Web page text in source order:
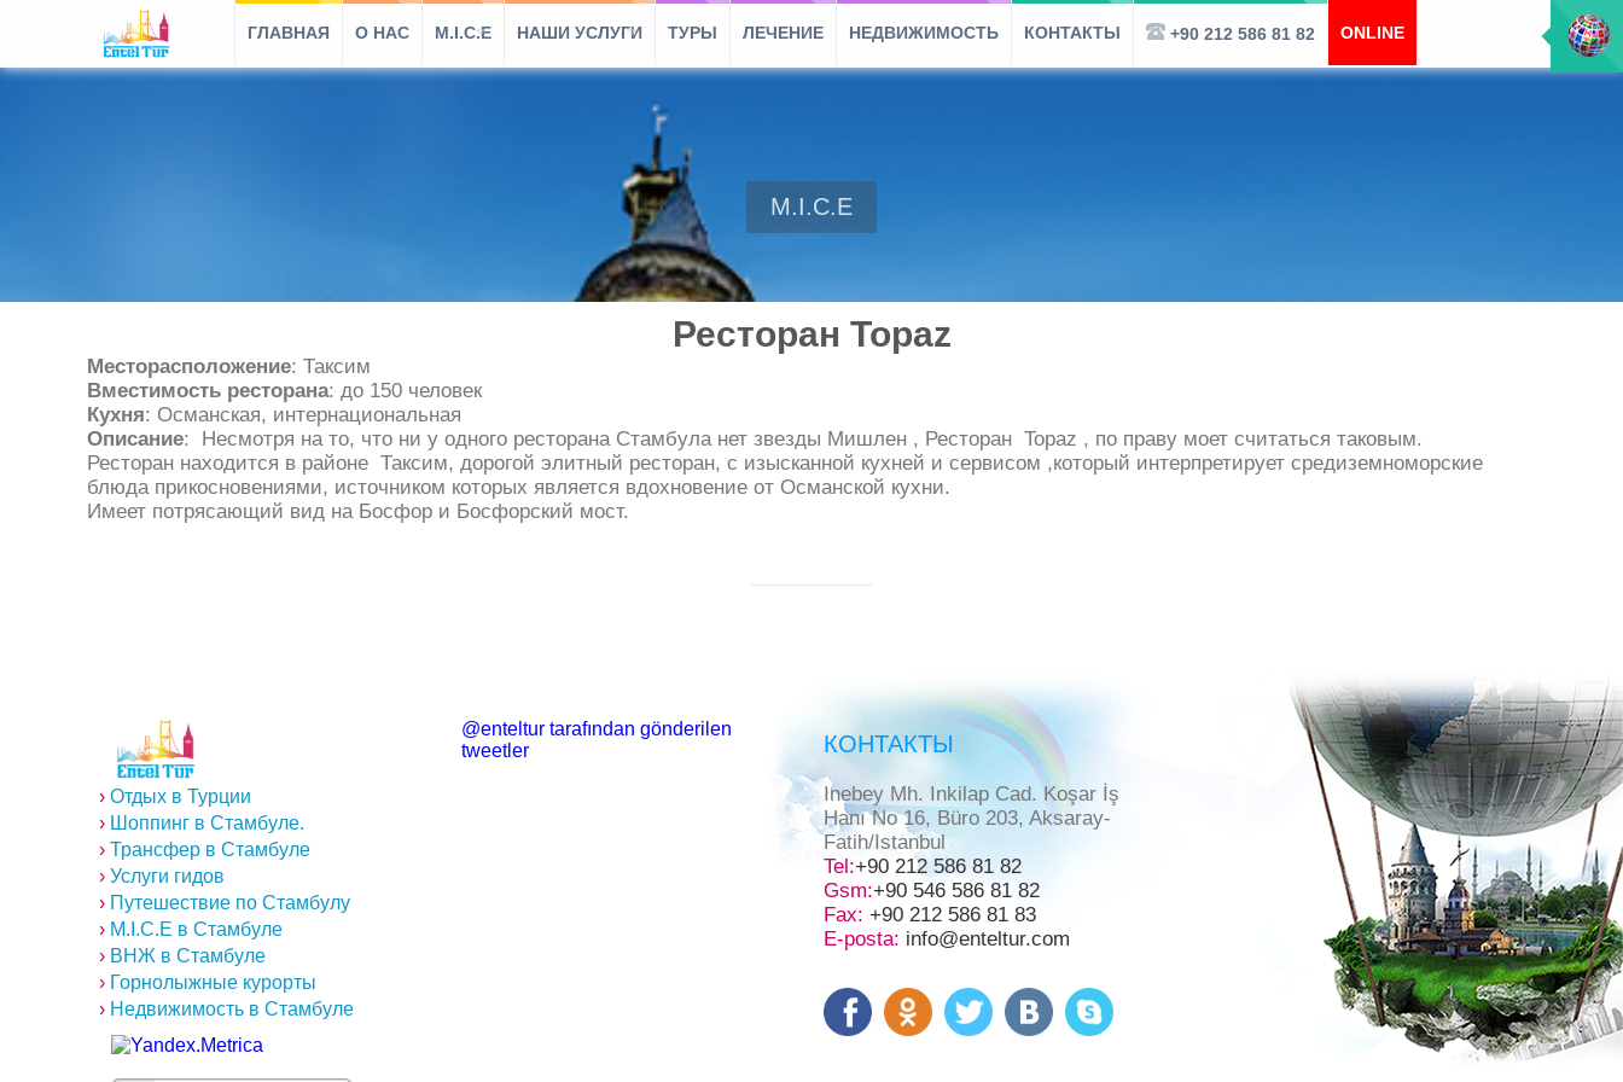
ГЛАВНАЯ O HAC M.I.C.E НАШИ УСЛУГИ ТУРЫ ЛЕЧЕНИЕ НЕДВИЖИМОСТЬ КОНТАКТЫ +90 212 586 81 82 ONLINE
M.I.C.E
Ресторан Topaz
Месторасположение: Таксим
Вместимость ресторана: до 150 человек
Кухня: Османская, интернациональная
Описание: Несмотря на то, что ни у одного ресторана Стамбула нет звезды Мишлен , Ресторан Topaz , по праву моет считаться таковым.
Ресторан находится в районе Таксим, дорогой элитный ресторан, с изысканной кухней и сервисом ,который интерпретирует средиземноморские
блюда прикосновениями, источником которых является вдохновение от Османской кухни.
Имеет потрясающий вид на Босфор и Босфорский мост.
› Отдых в Турции
› Шоппинг в Стамбуле.
› Трансфер в Стамбуле
› Услуги гидов
› Путешествие по Стамбулу
› M.I.C.E в Стамбуле
› ВНЖ в Стамбуле
› Горнолыжные курорты
› Недвижимость в Стамбуле
@enteltur tarafından gönderilen
tweetler
КОНТАКТЫ
Inebey Mh. Inkilap Cad. Koşar İş
Hanı No 16, Büro 203, Aksaray-
Fatih/Istanbul
Tel:+90 212 586 81 82
Gsm:+90 546 586 81 82
Fax: +90 212 586 81 83
E-posta: info@enteltur.com